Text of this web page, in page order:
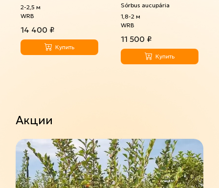
2-2,5 м
WRB
14 400 ₽
Купить
Sórbus aucupária
1,8-2 м
WRB
11 500 ₽
Купить
Акции